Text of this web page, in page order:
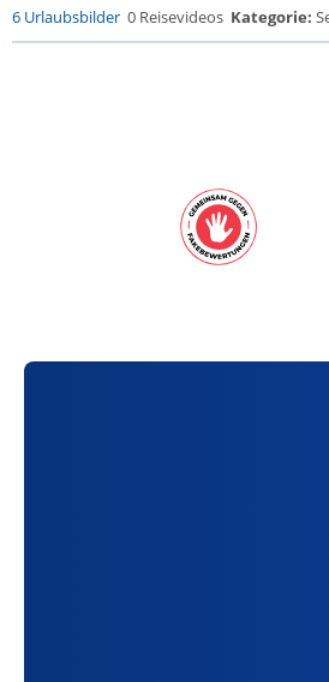
6 Urlaubsbilder 0 Reisevideos Kategorie: